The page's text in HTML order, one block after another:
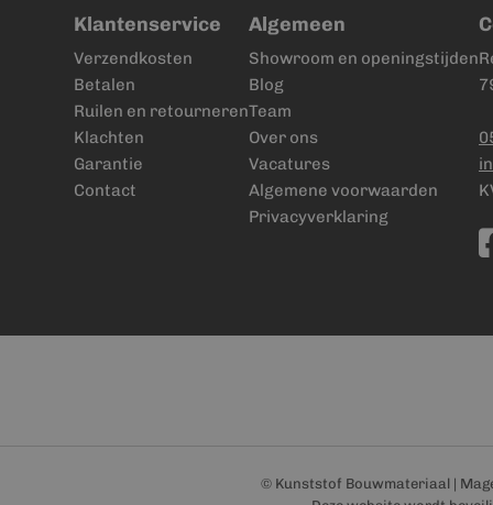
Klantenservice
Verzendkosten
Betalen
Ruilen en retourneren
Klachten
Garantie
Contact
Algemeen
Showroom en openingstijden
Blog
Team
Over ons
Vacatures
Algemene voorwaarden
Privacyverklaring
© Kunststof Bouwmateriaal |